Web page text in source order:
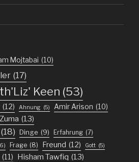
Mojtabai (10)
(17)
Keen (53)
(12) Ahnung (5) Amir Arison (10)
(13)
(18) Dinge (9) Erfahrung (7)
Frage (8) Freund (12) Gott (5)
(11) Hisham Tawfiq (13)